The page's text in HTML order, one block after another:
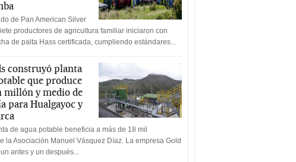
de Pan American Silver
productores de agricultura familiar iniciaron con
de palta Hass certificada, cumpliendo estándares...
construyó planta
que produce
millón y medio de
para Hualgayoc y
de agua potable beneficia a más de 18 mil
la Asociación Manuel Vásquez Díaz. La empresa Gold
antes y un después...